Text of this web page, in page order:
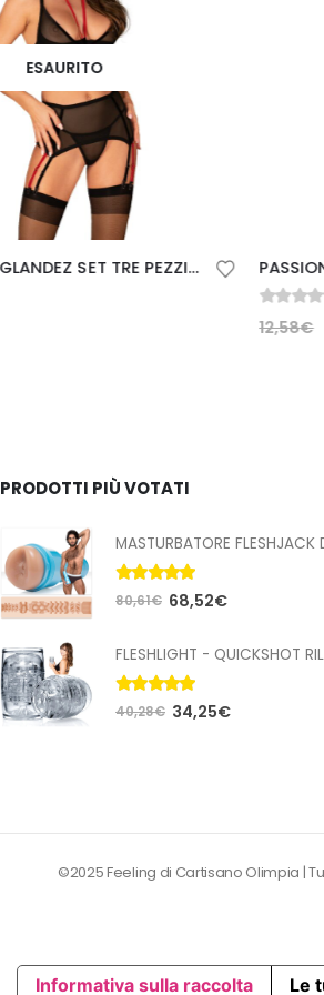
PASSION – WOMAN BS047 BODYSTOCKING NERO TAGLIA UNICA
PRODOTTI PIÙ VOTATI
5.00Su 5
80,61€ 68,52€
5.00Su 5
40,28€ 34,25€
©2025 Feeling di Cartisano Olimpia |
Informativa sulla raccolta Le